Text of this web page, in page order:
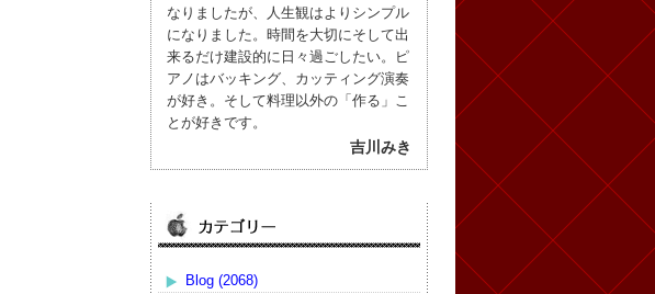
なりましたが、人生観はよりシンプル
になりました。時間を大切にそして出
来るだけ建設的に日々過ごしたい。ピ
アノはバッキング、カッティング演奏
が好き。そして料理以外の「作る」こ
とが好きです。
吉川みき
Blog (2068)